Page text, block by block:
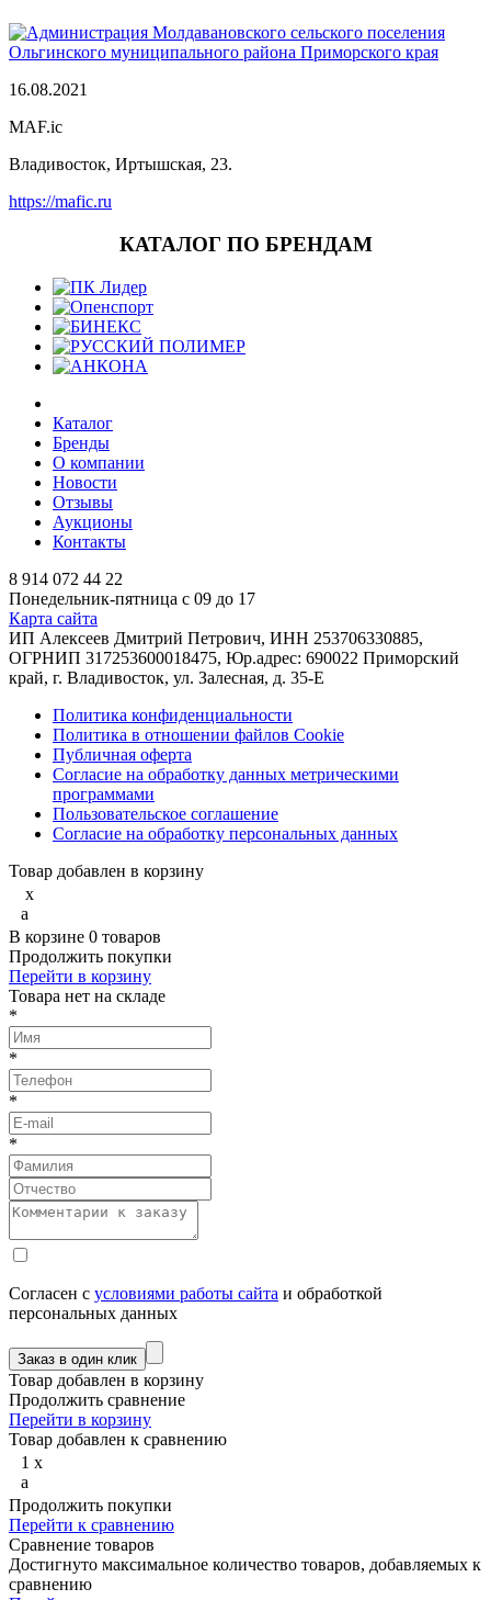
16.08.2021
MAF.ic
Владивосток, Иртышская, 23.
https://mafic.ru
КАТАЛОГ ПО БРЕНДАМ
Каталог
Бренды
О компании
Новости
Отзывы
Аукционы
Контакты
8 914 072 44 22
Понедельник-пятница с 09 до 17
Карта сайта
ИП Алексеев Дмитрий Петрович, ИНН 253706330885,
ОГРНИП 317253600018475, Юр.адрес: 690022 Приморский
край, г. Владивосток, ул. Залесная, д. 35-Е
Политика конфиденциальности
Политика в отношении файлов Cookie
Публичная оферта
Согласие на обработку данных метрическими
программами
Пользовательское соглашение
Согласие на обработку персональных данных
Товар добавлен в корзину
x
a
В корзине 0 товаров
Продолжить покупки
Перейти в корзину
Товарa нет на складе
*
*
*
*
Согласен с условиями работы сайта и обработкой
персональных данных
Товар добавлен в корзину
Продолжить сравнение
Перейти в корзину
Товар добавлен к сравнению
1 x
a
Продолжить покупки
Перейти к сравнению
Сравнение товаров
Достигнуто максимальное количество товаров, добавляемых к
сравнению